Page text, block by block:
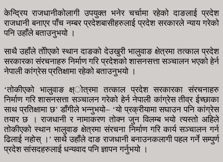
केन्द्रिय राजधानीकोलागी उपयुक्त भनेर चर्चामा रहेको दाङलाई प्रदेश
राजधानी बनाएर पाँच नम्बर प्रदेशबासीहरुलाई प्रदेश सरकारले न्याय गरेको
पनि उहाँले बताउनुभयो ।
साथै उहाँले तोीएको स्थान दाङको देउखुरी भालुवाङ क्षेत्रमा तत्काल प्रदेश
सरकारका संरचनाहरु निर्माण गरि प्रदेशको शासनसत्ता सञ्चालन भएको हेर्न
नेपाली कांग्रेस प्रतिक्षामा रहेको बताउनुभयो ।
‘तोकीएको भालुवाङ क्ष्ोत्रमा तत्काल प्रदेश सरकारका संरचनाहरु
निर्माण गरि शासनसत्ता सञ्चालन गरेको हेर्न नेपाली कांग्रेस तीव्र ईच्छाका
साथ प्रतिक्षामा छ’ डाँगीले भन्नुभयो– ‘यो प्रक्रीयामा सघाउन पनि कांग्रेस
तयार छ । राजधानी र नामाकरण तोक्न जुन विलम्ब भयो त्यस्तो अहिले
तोकीएको स्थान भालुवाङ क्षेत्रमा संरचना निर्माण गरि कार्य सञ्चालन गर्न
ढिलाई नहोस् ।’ साथै उहाँले दाङ राजधानी बनाउनकलागी पहल गर्ने सम्पुर्ण
प्रदेश सांसदहरुलाई धन्यवाद पनि ज्ञापन गर्नुभयो ।